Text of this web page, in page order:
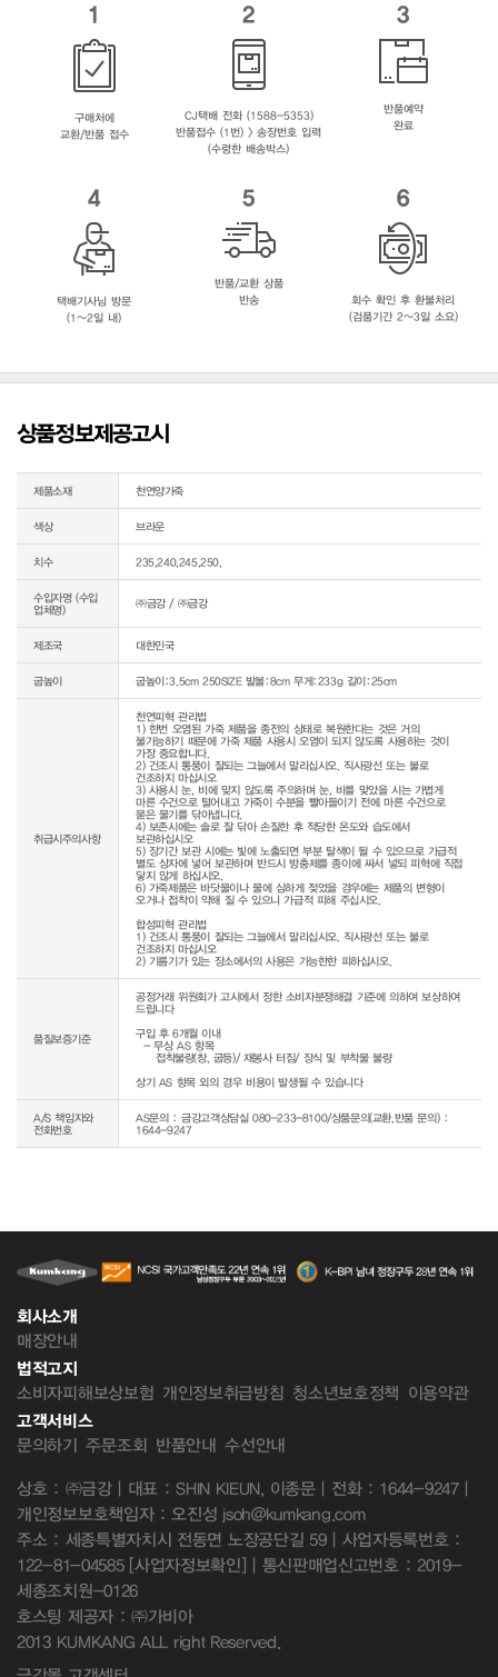
1
구매처에
교환/반품 접수
2
CJ택배 전화 (1588-5353)
반품접수 (1번) > 송장번호 입력
(수령한 배송박스)
3
반품예약
완료
4
택배기사님 방문
(1~2일 내)
5
반품/교환 상품
반송
6
회수 확인 후 환불처리
(검품기간 2~3일 소요)
상품정보제공고시
제품소재 천연양가죽
색상 브라운
치수 235,240,245,250,
수입자명 (수입
업체명)
㈜금강 / ㈜금강
제조국 대한민국
굽높이 굽높이:3.5cm 250SIZE 발볼:8cm 무게:233g 길이:25cm
취급시주의사항
천연피혁 관리법
1) 한번 오염된 가죽 제품을 종전의 상태로 복원한다는 것은 거의
불가능하기 때문에 가죽 제품 사용시 오염이 되지 않도록 사용하는 것이
가장 중요합니다.
2) 건조시 통풍이 잘되는 그늘에서 말리십시오. 직사광선 또는 불로
건조하지 마십시오
3) 사용시 눈, 비에 맞지 않도록 주의하며 눈, 비를 맞았을 시는 가볍게
마른 수건으로 털어내고 가죽이 수분을 빨아들이기 전에 마른 수건으로
묻은 물기를 닦아냅니다.
4) 보존시에는 솔로 잘 닦아 손질한 후 적당한 온도와 습도에서
보관하십시오
5) 장기간 보관 시에는 빛에 노출되면 부분 탈색이 될 수 있으므로 가급적
별도 상자에 넣어 보관하며 반드시 방충제를 종이에 싸서 넣되 피혁에 직접
닿지 않게 하십시오.
6) 가죽제품은 바닷물이나 물에 심하게 젖었을 경우에는 제품의 변형이
오거나 접착이 약해 질 수 있으니 가급적 피해 주십시오.
합성피혁 관리법
1) 건조시 통풍이 잘되는 그늘에서 말리십시오. 직사광선 또는 불로
건조하지 마십시오
품질보증기준
공정거래 위원회가 고시에서 정한 소비자분쟁해결 기준에 의하여 보상하여
드립니다
구입 후 6개월 이내
  - 무상 AS 항목
상기 AS 항목 외의 경우 비용이 발생될 수 있습니다
A/S 책임자와
전화번호
AS문의 : 금강고객상담실 080-233-8100/상품문의(교환,반품 문의) :
1644-9247
회사소개
매장안내
법적고지
소비자피해보상보험 개인정보취급방침 청소년보호정책 이용약관
고객서비스
문의하기 주문조회 반품안내 수선안내
상호 : ㈜금강 | 대표 : SHIN KIEUN, 이종문 | 전화 : 1644-9247 |
개인정보보호책임자 : 오진성 jsoh@kumkang.com
주소 : 세종특별자치시 전동면 노장공단길 59 | 사업자등록번호 :
122-81-04585 [사업자정보확인] | 통신판매업신고번호 : 2019-
세종조치원-0126
호스팅 제공자 : ㈜가비아
2013 KUMKANG ALL right Reserved.